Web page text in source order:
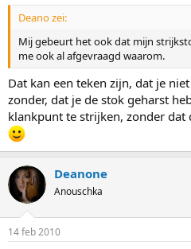
Deano zei:
Mij gebeurt het ook dat mijn
me ook al afgevraagd waarom.
Dat kan een teken zijn, dat je
zonder, dat je de stok geharst
klankpunt te strijken, zonder dat
Deanone
Anouschka
14 feb 2010